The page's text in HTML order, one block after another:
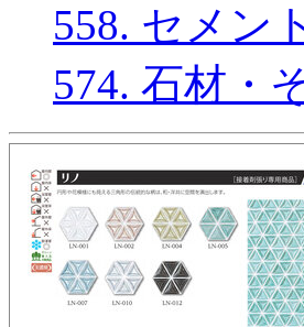
558. セメン
574. 石材・